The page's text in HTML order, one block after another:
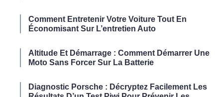
Comment Entretenir Votre Voiture Tout En
Économisant Sur L’entretien Auto
Altitude Et Démarrage : Comment Démarrer Une
Moto Sans Forcer Sur La Batterie
Diagnostic Porsche : Décryptez Facilement Les